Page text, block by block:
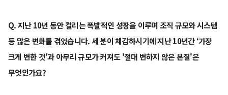
Q. 지난 10년 동안 컬리는 폭발적인 성장을 이루며 조직 규모와 시스템
등 많은 변화를 겪었습니다. 세 분이 체감하시기에 지난 10년간 ‘가장
크게 변한 것'과 아무리 규모가 커져도 '절대 변하지 않은 본질'은
무엇인가요?